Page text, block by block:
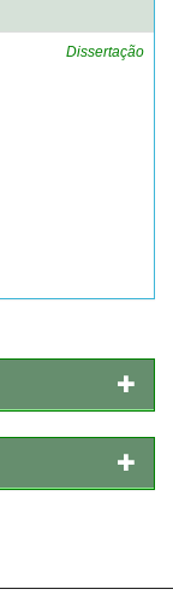
Dissertação